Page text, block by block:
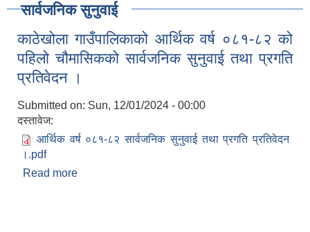
सार्वजनिक सुनुवाई
काठेखोला गाउँपालिकाको आर्थिक वर्ष ०८१-८२ को
पहिलो चौमासिकको सार्वजनिक सुनुवाई तथा प्रगति
प्रतिवेदन ।
Submitted on: Sun, 12/01/2024 - 00:00
दस्तावेज:
आर्थिक वर्ष ०८१-८२ सार्वजनिक सुनुवाई तथा प्रगति प्रतिवेदन
।.pdf
Read more